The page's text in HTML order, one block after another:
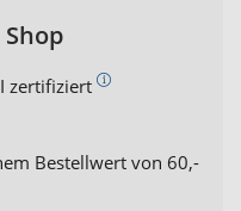
zertifiziert
Bestellwert von 60,-